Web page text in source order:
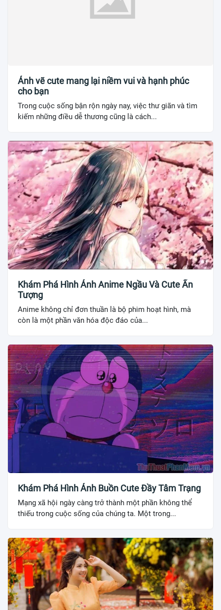
Ảnh vẽ cute mang lại niềm vui và hạnh phúc
cho bạn
Trong cuộc sống bận rộn ngày nay, việc thư giãn và tìm
kiếm những điều dễ thương cũng là cách...
Khám Phá Hình Ảnh Anime Ngầu Và Cute Ấn
Tượng
Anime không chỉ đơn thuần là bộ phim hoạt hình, mà
còn là một phần văn hóa độc đáo của...
Khám Phá Hình Ảnh Buồn Cute Đầy Tâm Trạng
Mạng xã hội ngày càng trở thành một phần không thể
thiếu trong cuộc sống của chúng ta. Một trong...